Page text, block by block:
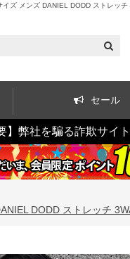
メンズ DANIEL DODD ストレッ
セール
】弊社を騙る詐欺サイ
DODD ストレッチ